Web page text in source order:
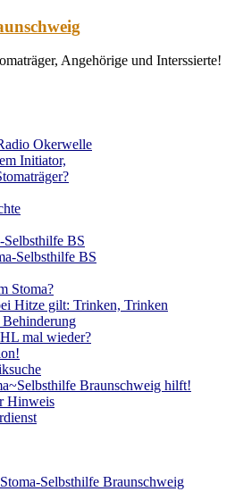
Angehörige und Interssierte!
Okerwelle
Initiator,
Selbsthilfe BS
Selbsthilfe BS
Stoma?
Hitze gilt: Trinken, Trinken
mal wieder?
Braunschweig hilft!
Hinweis
Selbsthilfe Braunschweig